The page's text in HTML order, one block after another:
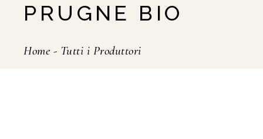
PRUGNE BIO
Home - Tutti i Produttori